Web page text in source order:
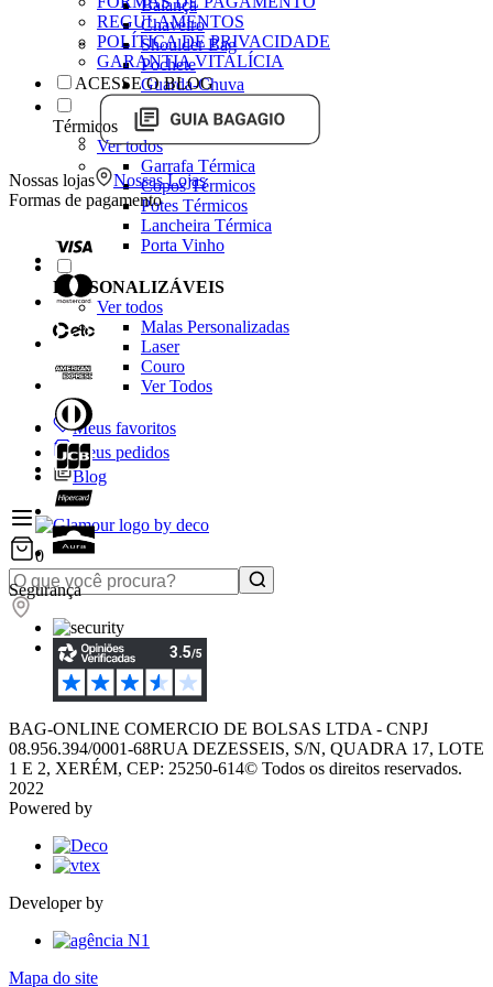
Balança
Chaveiro
Shoulder Bag
Pochete
Guarda-Chuva
Térmicos
Ver todos
Garrafa Térmica
Copos Térmicos
Potes Térmicos
Lancheira Térmica
Porta Vinho
PERSONALIZÁVEIS
Ver todos
Malas Personalizadas
Laser
Couro
Ver Todos
Meus favoritos
Meus pedidos
Blog
0
REGULAMENTOS
POLÍTICA DE PRIVACIDADE
GARANTIA VITALÍCIA
ACESSE O BLOG
Nossas lojas
Nossas Lojas
Formas de pagamento
Segurança
BAG-ONLINE COMERCIO DE BOLSAS LTDA - CNPJ
08.956.394/0001-68RUA DEZESSEIS, S/N, QUADRA 17, LOTE
1 E 2, XERÉM, CEP: 25250-614© Todos os direitos reservados.
2022
Powered by
Developer by
Mapa do site